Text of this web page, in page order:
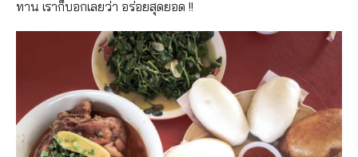
ทาน เราก็บอกเลยว่า อร่อยสุดยอด !!